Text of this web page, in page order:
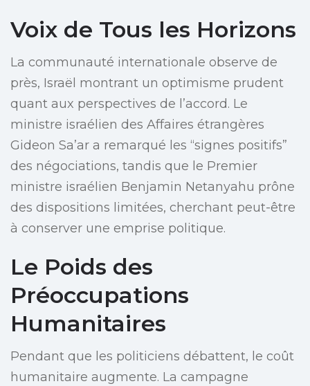
Voix de Tous les Horizons
La communauté internationale observe de
près, Israël montrant un optimisme prudent
quant aux perspectives de l’accord. Le
ministre israélien des Affaires étrangères
Gideon Sa’ar a remarqué les “signes positifs”
des négociations, tandis que le Premier
ministre israélien Benjamin Netanyahu prône
des dispositions limitées, cherchant peut-être
à conserver une emprise politique.
Le Poids des
Préoccupations
Humanitaires
Pendant que les politiciens débattent, le coût
humanitaire augmente. La campagne